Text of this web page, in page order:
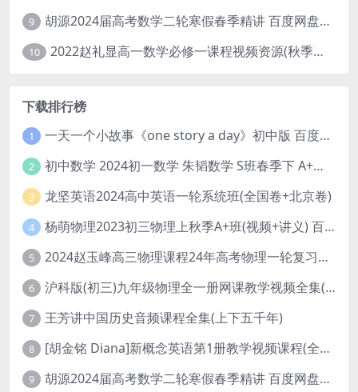
9 胡源2024届高考数学二轮寒假春季精讲 百度网盘分享
10 2022赵礼显高一数学必修一课程视频资源(秋季班 含讲义)百度网盘云
下载排行榜
1 一天一个小故事《one story a day》初中版 百度网盘分享下载
2 初中数学 2024初一数学 朱韬数学 S班春季下 A+班春季下 百度云网盘
3 龙坚英语2024高中英语一轮系统班(全国卷+北京卷)
4 杨萌物理2023初三物理上秋季A+班(视频+讲义) 百度网盘分享
5 2024赵玉峰高三物理课程24年高考物理一轮复习网课教程
6 沪科版(初三)九年级物理全一册网课教学视频全集(录播版 杜春雨 66讲)
7 王芳讲中国历史音频课程全集(上下五千年)
8 [胡金铭 Diana]新概念英语第1册教学视频课程(全集 百度网盘下载)
9 胡源2024届高考数学二轮寒假春季精讲 百度网盘分享